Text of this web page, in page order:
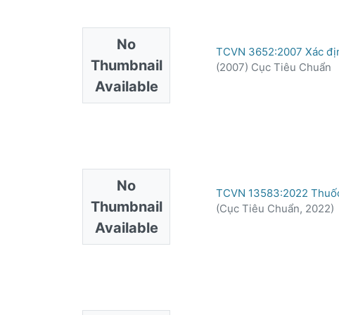
No
Thumbnail
Available
No
Thumbnail
Available
TCVN 3652:2007 Xác
(2007) Cục Tiêu Chuẩn
TCVN 13583:2022
(Cục Tiêu Chuẩn, 2022)